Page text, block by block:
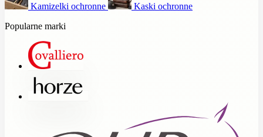
Kamizelki ochronne
Kaski ochronne
Popularne marki